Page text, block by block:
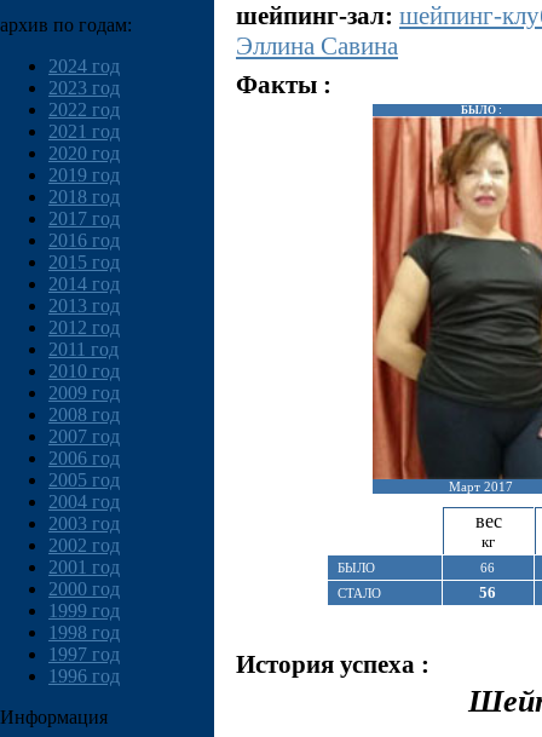
архив по годам:
2024 год
2023 год
2022 год
2021 год
2020 год
2019 год
2018 год
2017 год
2016 год
2015 год
2014 год
2013 год
2012 год
2011 год
2010 год
2009 год
2008 год
2007 год
2006 год
2005 год
2004 год
2003 год
2002 год
2001 год
2000 год
1999 год
1998 год
1997 год
1996 год
Информация
шейпинг-зал: шейпинг-
Эллина Савина
Факты :
БЫЛО :
Март 2017
вес
кг
БЫЛО
66
СТАЛО
56
История успеха :